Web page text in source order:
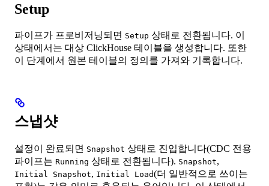
Setup
파이프가 프로비저닝되면 Setup 상태로 전환됩니다. 이
상태에서는 대상 ClickHouse 테이블을 생성합니다. 또한
이 단계에서 원본 테이블의 정의를 가져와 기록합니다.
스냅샷
설정이 완료되면 Snapshot 상태로 진입합니다(CDC 전용
파이프는 Running 상태로 전환됩니다). Snapshot,
Initial Snapshot, Initial Load(더 일반적으로 쓰이는